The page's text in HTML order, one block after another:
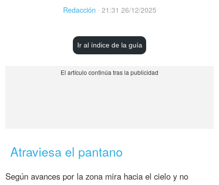
Redacción · 21:31 26/12/2025
Ir al índice de la guía
Atraviesa el pantano
Según avances por la zona mira hacia el cielo y no